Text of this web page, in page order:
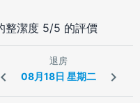
整潔度 5/5 的評價
退房